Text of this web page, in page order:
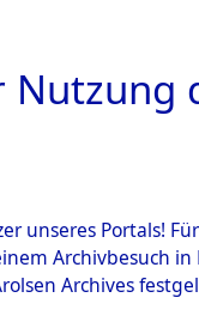
unseres Portals!
Archivbesuch
Archives